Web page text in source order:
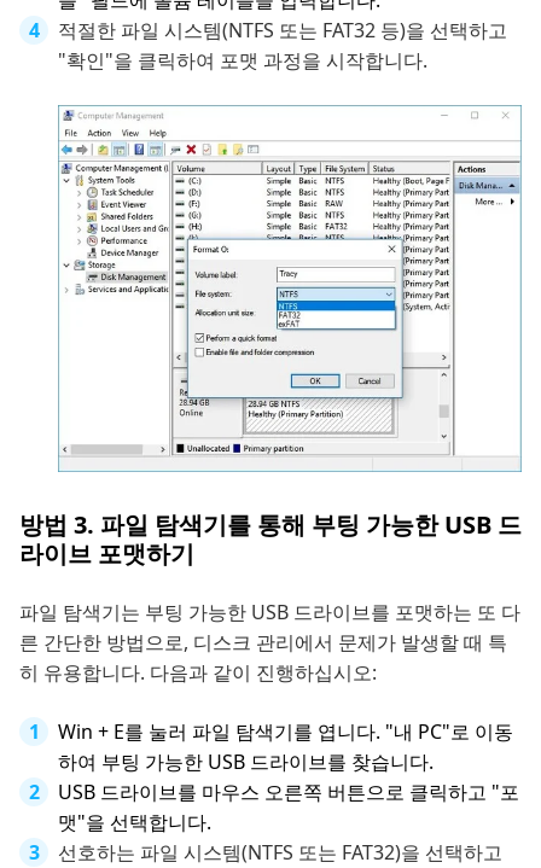
적절한 파일 시스템(NTFS 또는 FAT32 등)을 선택하고
"확인"을 클릭하여 포맷 과정을 시작합니다.
방법 3. 파일 탐색기를 통해 부팅 가능한 USB 드
라이브 포맷하기
파일 탐색기는 부팅 가능한 USB 드라이브를 포맷하는 또 다
른 간단한 방법으로, 디스크 관리에서 문제가 발생할 때 특
히 유용합니다. 다음과 같이 진행하십시오:
Win + E를 눌러 파일 탐색기를 엽니다. "내 PC"로 이동
하여 부팅 가능한 USB 드라이브를 찾습니다.
USB 드라이브를 마우스 오른쪽 버튼으로 클릭하고 "포
맷"을 선택합니다.
선호하는 파일 시스템(NTFS 또는 FAT32)을 선택하고